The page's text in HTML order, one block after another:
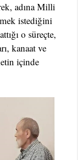
adına Milli
istediğini
o süreçte,
kanaat ve
içinde